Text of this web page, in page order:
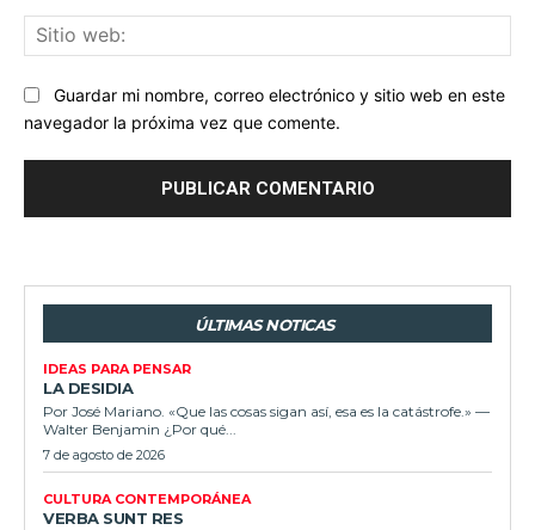
Guardar mi nombre, correo electrónico y sitio web en este
navegador la próxima vez que comente.
ÚLTIMAS NOTICAS
IDEAS PARA PENSAR
LA DESIDIA
Por José Mariano. «Que las cosas sigan así, esa es la catástrofe.» —
Walter Benjamin ¿Por qué...
7 de agosto de 2026
CULTURA CONTEMPORÁNEA
VERBA SUNT RES